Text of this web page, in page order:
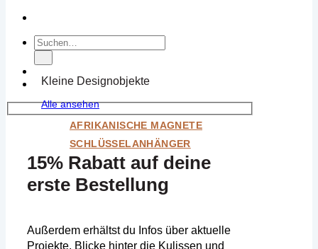
Kleine Designobjekte
Alle ansehen
AFRIKANISCHE MAGNETE
SCHLÜSSELANHÄNGER
Suchen
nach:
15% Rabatt auf deine
erste Bestellung
Außerdem erhältst du Infos über aktuelle
Projekte, Blicke hinter die Kulissen und